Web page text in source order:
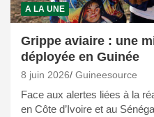
A LA UNE
Grippe aviaire : une
déployée en Guinée
8 juin 2026 Guineesource
Face aux alertes liées à la
en Côte d’Ivoire et au